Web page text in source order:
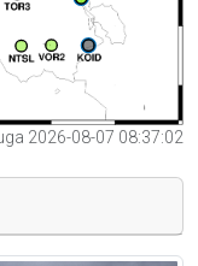
2026-08-07 08:37:02